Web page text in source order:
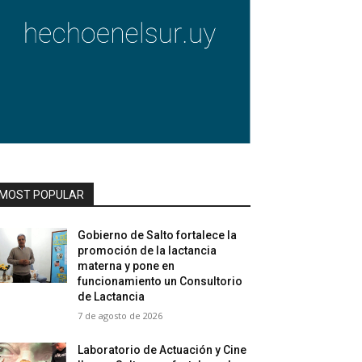
POPULAR
Gobierno de Salto fortalece la
promoción de la lactancia
materna y pone en
funcionamiento un Consultorio
de Lactancia
7 de agosto de 2026
Laboratorio de Actuación y Cine